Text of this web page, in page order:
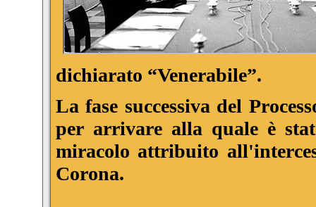
dichiarato “Venerabile”.
La fase successiva del
per arrivare alla quale è
miracolo attribuito
Corona.